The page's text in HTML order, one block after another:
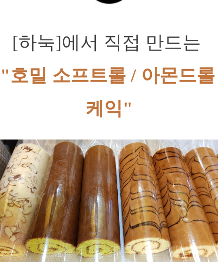
[하눅]에서 직접 만드는
"호밀 소프트롤 / 아몬드롤
케익"